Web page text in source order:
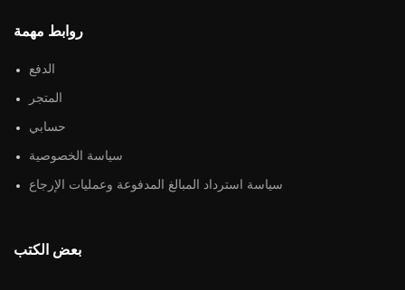
روابط مهمة
الدفع
المتجر
حسابي
سياسة الخصوصية
سياسة استرداد المبالغ المدفوعة وعمليات الإرجاع
بعض الكتب